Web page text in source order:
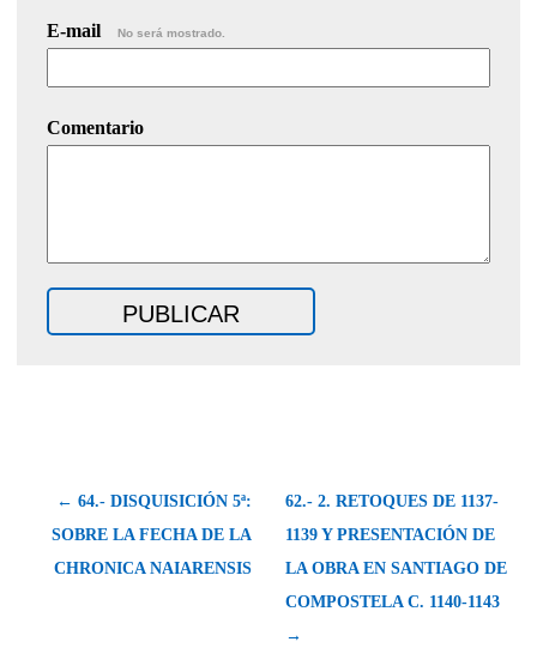
E-mail No será mostrado.
Comentario
← 64.- DISQUISICIÓN 5ª:
SOBRE LA FECHA DE LA
CHRONICA NAIARENSIS
62.- 2. RETOQUES DE 1137-
1139 Y PRESENTACIÓN DE
LA OBRA EN SANTIAGO DE
COMPOSTELA C. 1140-1143
→